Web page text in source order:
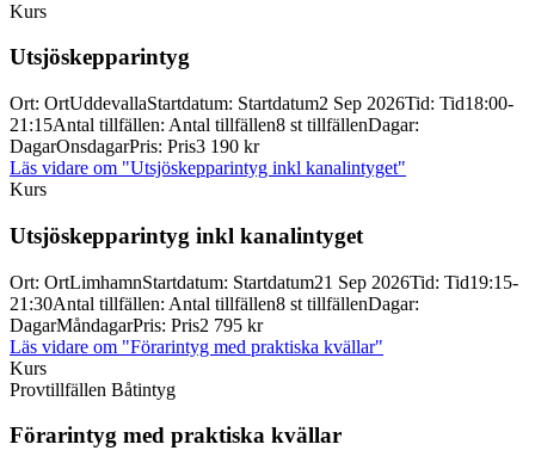
Kurs
Utsjöskepparintyg
Ort: OrtUddevallaStartdatum: Startdatum2 Sep 2026Tid: Tid18:00-
21:15Antal tillfällen: Antal tillfällen8 st tillfällenDagar:
DagarOnsdagarPris: Pris3 190 kr
Läs vidare om "Utsjöskepparintyg inkl kanalintyget"
Kurs
Utsjöskepparintyg inkl kanalintyget
Ort: OrtLimhamnStartdatum: Startdatum21 Sep 2026Tid: Tid19:15-
21:30Antal tillfällen: Antal tillfällen8 st tillfällenDagar:
DagarMåndagarPris: Pris2 795 kr
Läs vidare om "Förarintyg med praktiska kvällar"
Kurs
Provtillfällen Båtintyg
Förarintyg med praktiska kvällar